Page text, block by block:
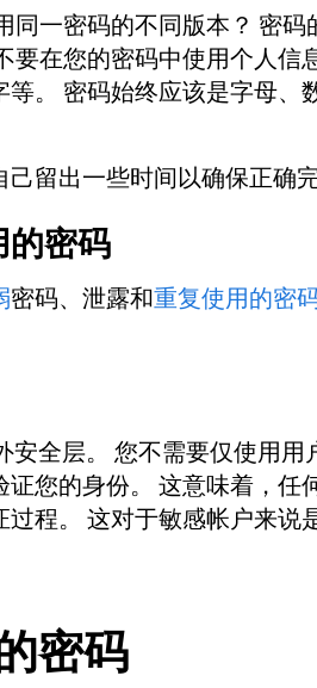
同一密码的不同版本？ 密
在您的密码中使用个人信
。 密码始终应该是字母、
己留出一些时间以确保正确完
的密码
密码、泄露和重复使用的密
全层。 您不需要仅使用用
您的身份。 这意味着，任
程。 这对于敏感帐户来说
密码